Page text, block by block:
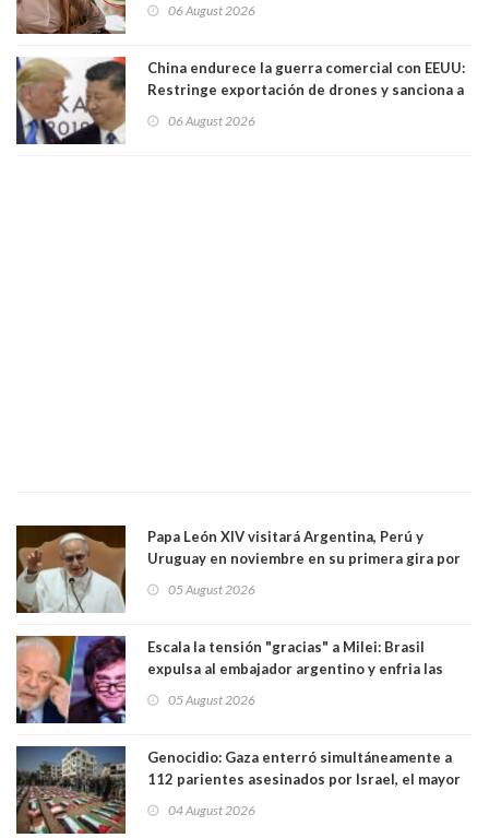
06 August 2026
China endurece la guerra comercial con EEUU:
Restringe exportación de drones y sanciona a
06 August 2026
Papa León XIV visitará Argentina, Perú y
Uruguay en noviembre en su primera gira por
05 August 2026
Escala la tensión "gracias" a Milei: Brasil
expulsa al embajador argentino y enfria las
trasandino
05 August 2026
Genocidio: Gaza enterró simultáneamente a
112 parientes asesinados por Israel, el mayor
muertos figuran 44 niños y nueve ancianos
04 August 2026